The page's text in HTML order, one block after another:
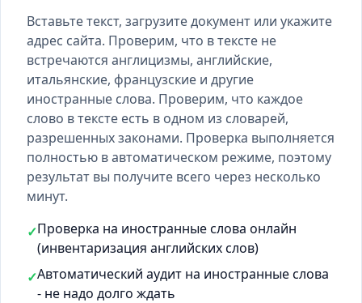
Вставьте текст, загрузите документ или укажите
адрес сайта. Проверим, что в тексте не
встречаются англицизмы, английские,
итальянские, французские и другие
иностранные слова. Проверим, что каждое
слово в тексте есть в одном из словарей,
разрешенных законами. Проверка выполняется
полностью в автоматическом режиме, поэтому
результат вы получите всего через несколько
минут.
✓Проверка на иностранные слова онлайн
(инвентаризация английских слов)
✓Автоматический аудит на иностранные слова
- не надо долго ждать